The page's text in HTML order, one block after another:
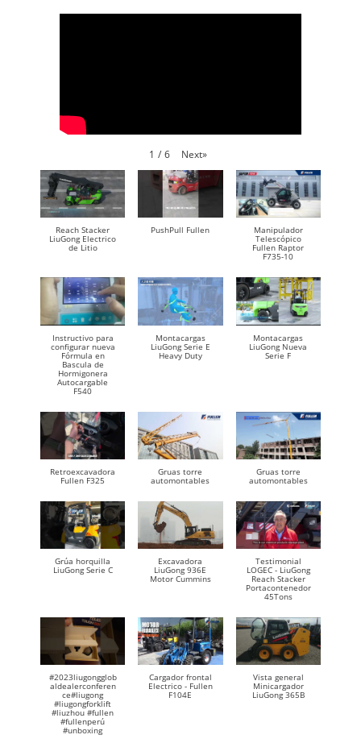
1 / 6 Next»
Reach Stacker
LiuGong Electrico
de Litio
PushPull Fullen
Manipulador
Telescópico
Fullen Raptor
F735-10
Instructivo para
configurar nueva
Fórmula en
Bascula de
Hormigonera
Autocargable
F540
Montacargas
LiuGong Serie E
Heavy Duty
Montacargas
LiuGong Nueva
Serie F
Retroexcavadora
Fullen F325
Gruas torre
automontables
Gruas torre
automontables
Grúa horquilla
LiuGong Serie C
Excavadora
LiuGong 936E
Motor Cummins
Testimonial
LOGEC - LiuGong
Reach Stacker
Portacontenedor
45Tons
#2023liugongglob
aldealerconferen
ce#liugong
#liugongforklift
#liuzhou #fullen
#fullenperú
#unboxing
Cargador frontal
Electrico - Fullen
F104E
Vista general
Minicargador
LiuGong 365B